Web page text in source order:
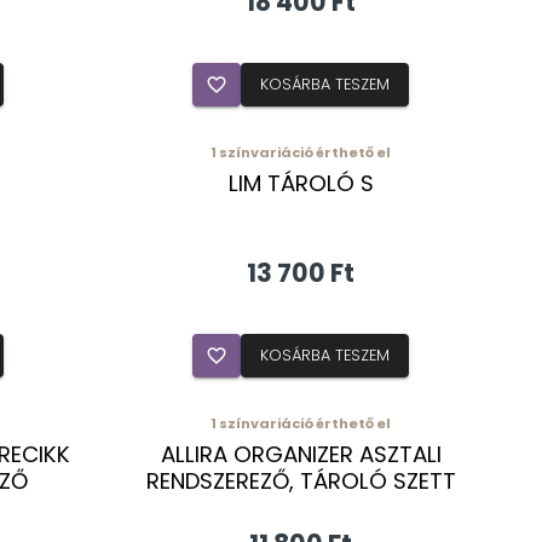
favorite_border KOSÁRBA TESZEM
1 színvariáció érthető el
LIM TÁROLÓ S
13 700 Ft
favorite_border KOSÁRBA TESZEM
1 színvariáció érthető el
ALLIRA ORGANIZER ASZTALI
RENDSZEREZŐ, TÁROLÓ SZETT